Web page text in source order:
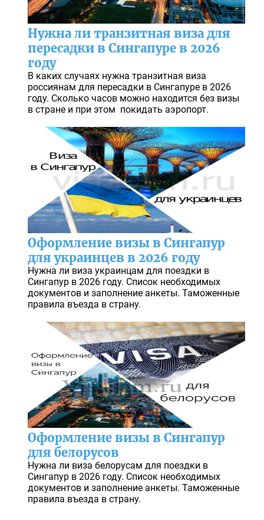
Нужна ли транзитная виза для
пересадки в Сингапуре в 2026
году
В каких случаях нужна транзитная виза
россиянам для пересадки в Сингапуре в 2026
году. Сколько часов можно находится без визы
в стране и при этом покидать аэропорт.
Оформление визы в Сингапур
для украинцев в 2026 году
Нужна ли виза украинцам для поездки в
Сингапур в 2026 году. Список необходимых
документов и заполнение анкеты. Таможенные
правила въезда в страну.
Оформление визы в Сингапур
для белорусов
Нужна ли виза белорусам для поездки в
Сингапур в 2026 году. Список необходимых
документов и заполнение анкеты. Таможенные
правила въезда в страну.